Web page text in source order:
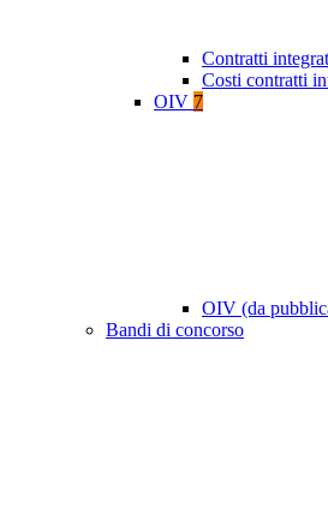
Contratti
Costi contratti
OIV 7
OIV (da
Bandi di concorso